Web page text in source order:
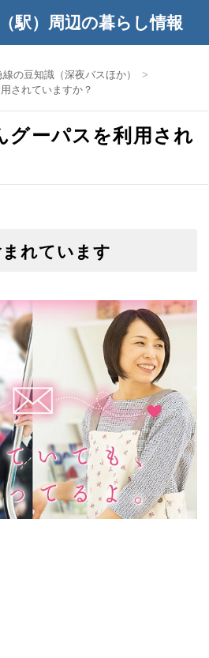
駅）周辺の暮らし情報
の豆知識（深夜バスほか）
されていますか？
グーパスを利用され
れています